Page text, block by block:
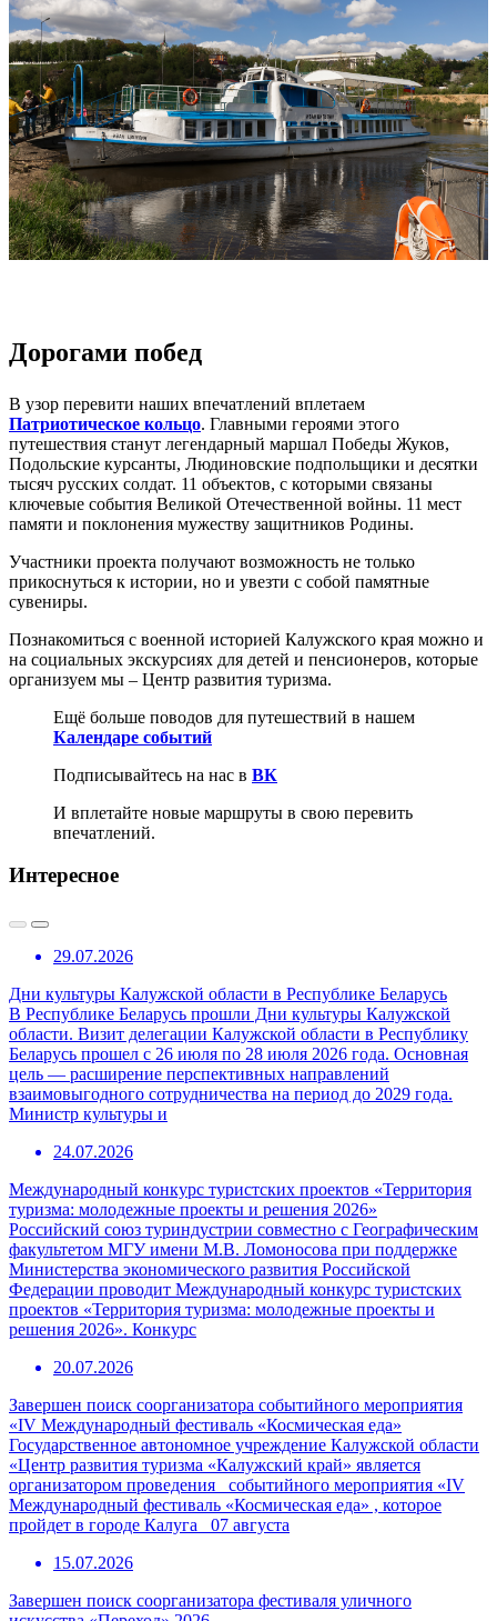
Дорогами побед
В узор перевити наших впечатлений вплетаем
Патриотическое кольцо. Главными героями этого
путешествия станут легендарный маршал Победы Жуков,
Подольские курсанты, Людиновские подпольщики и десятки
тысяч русских солдат. 11 объектов, с которыми связаны
ключевые события Великой Отечественной войны. 11 мест
памяти и поклонения мужеству защитников Родины.
Участники проекта получают возможность не только
прикоснуться к истории, но и увезти с собой памятные
сувениры.
Познакомиться с военной историей Калужского края можно и
на социальных экскурсиях для детей и пенсионеров, которые
организуем мы – Центр развития туризма.
Ещё больше поводов для путешествий в нашем
Календаре событий
Подписывайтесь на нас в ВК
И вплетайте новые маршруты в свою перевить
впечатлений.
Интересное
29.07.2026
Дни культуры Калужской области в Республике Беларусь
В Республике Беларусь прошли Дни культуры Калужской
области. Визит делегации Калужской области в Республику
Беларусь прошел с 26 июля по 28 июля 2026 года. Основная
цель — расширение перспективных направлений
взаимовыгодного сотрудничества на период до 2029 года.
Министр культуры и
24.07.2026
Международный конкурс туристских проектов «Территория
туризма: молодежные проекты и решения 2026»
Российский союз туриндустрии совместно с Географическим
факультетом МГУ имени М.В. Ломоносова при поддержке
Министерства экономического развития Российской
Федерации проводит Международный конкурс туристских
проектов «Территория туризма: молодежные проекты и
решения 2026». Конкурс
20.07.2026
Завершен поиск соорганизатора событийного мероприятия
«IV Международный фестиваль «Космическая еда»
Государственное автономное учреждение Калужской области
«Центр развития туризма «Калужский край» является
организатором проведения событийного мероприятия «IV
Международный фестиваль «Космическая еда» , которое
пройдет в городе Калуга 07 августа
15.07.2026
Завершен поиск соорганизатора фестиваля уличного